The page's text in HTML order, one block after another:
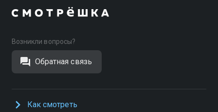
Возникли вопросы?
Обратная связь
Как смотреть